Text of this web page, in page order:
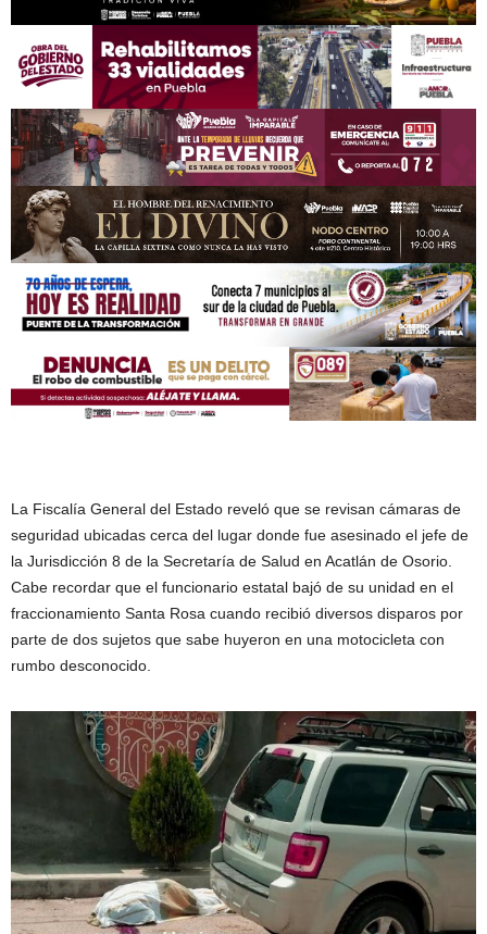
La Fiscalía General del Estado reveló que se revisan cámaras de
seguridad ubicadas cerca del lugar donde fue asesinado el jefe de
la Jurisdicción 8 de la Secretaría de Salud en Acatlán de Osorio.
Cabe recordar que el funcionario estatal bajó de su unidad en el
fraccionamiento Santa Rosa cuando recibió diversos disparos por
parte de dos sujetos que sabe huyeron en una motocicleta con
rumbo desconocido.